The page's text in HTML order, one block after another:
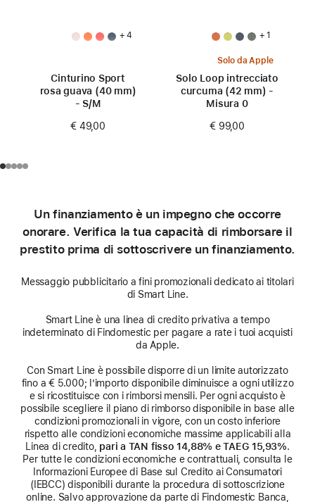
+ 4
Cinturino Sport
rosa guava (40 mm)
- S/M
€ 49,00
+ 1
Solo da Apple
Solo Loop intrecciato
curcuma (42 mm) -
Misura 0
€ 99,00
Un finanziamento è un impegno che occorre
onorare. Verifica la tua capacità di rimborsare il
prestito prima di sottoscrivere un finanziamento.
Messaggio pubblicitario a fini promozionali dedicato ai titolari
di Smart Line.
Smart Line è una linea di credito privativa a tempo
indeterminato di Findomestic per pagare a rate i tuoi acquisti
da Apple.
Con Smart Line è possibile disporre di un limite autorizzato
fino a € 5.000; l’importo disponibile diminuisce a ogni utilizzo
e si ricostituisce con i rimborsi mensili. Per ogni acquisto è
possibile scegliere il piano di rimborso disponibile in base alle
condizioni promozionali in vigore, con un costo inferiore
rispetto alle condizioni economiche massime applicabili alla
Linea di credito, pari a TAN fisso 14,88% e TAEG 15,93%.
Per tutte le condizioni economiche e contrattuali, consulta le
Informazioni Europee di Base sul Credito ai Consumatori
(IEBCC) disponibili durante la procedura di sottoscrizione
online. Salvo approvazione da parte di Findomestic Banca,